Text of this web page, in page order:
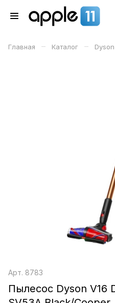
Главная – Каталог – Dyson
Арт. 8783
Пылесос Dyson V16